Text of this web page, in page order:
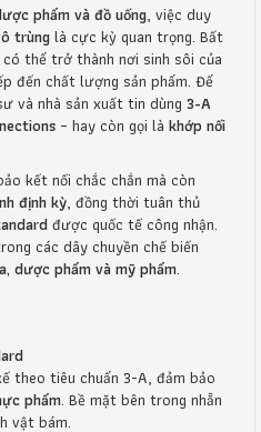
phẩm và đồ uống, việc duy
trùnglà cực kỳ quan trọng. Bất
thể trở thành nơi sinh sôi của
đến chất lượng sản phẩm. Để
và nhà sản xuất tin dùng 3-A
– hay còn gọi là khớp nối
kết nối chắc chắn mà còn
định kỳ, đồng thời tuân thủ
được quốc tế công nhận.
các dây chuyền chế biến
dược phẩm và mỹ phẩm.
theo tiêu chuẩn 3-A, đảm bảo
phẩm. Bề mặt bên trong nhẵn
vật bám.